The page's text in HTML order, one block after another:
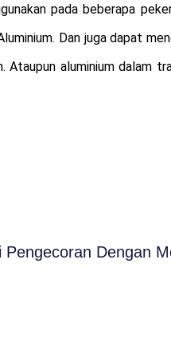
pada beberapa
Dan juga dapat
Ataupun aluminium dalam